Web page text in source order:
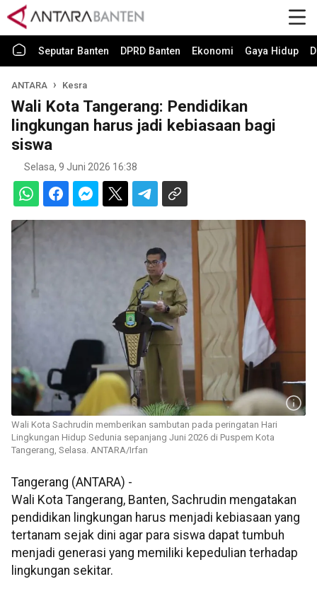
Seputar Banten DPRD Banten Ekonomi Gaya Hidup
ANTARA Kesra
Wali Kota Tangerang: Pendidikan
lingkungan harus jadi kebiasaan bagi
siswa
Selasa, 9 Juni 2026 16:38
Wali Kota Sachrudin memberikan sambutan pada peringatan Hari
Lingkungan Hidup Sedunia sepanjang Juni 2026 di Puspem Kota
Tangerang, Selasa. ANTARA/Irfan
Tangerang (ANTARA) -
Wali Kota Tangerang, Banten, Sachrudin mengatakan
pendidikan lingkungan harus menjadi kebiasaan yang
tertanam sejak dini agar para siswa dapat tumbuh
menjadi generasi yang memiliki kepedulian terhadap
lingkungan sekitar.